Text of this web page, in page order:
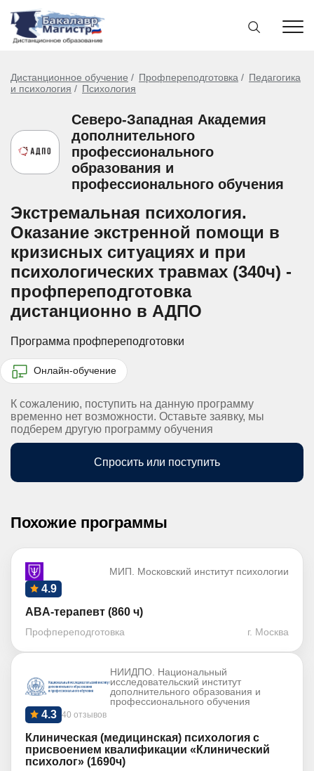
Дистанционное обучение Профпереподготовка
Педагогика
и психология
Психология
Северо-Западная Академия
дополнительного
профессионального
образования и
профессионального обучения
Экстремальная психология.
Оказание экстренной помощи в
кризисных ситуациях и при
психологических травмах (340ч) -
профпереподготовка
дистанционно в АДПО
Программа профпереподготовки
Онлайн-обучение
К сожалению, поступить на данную программу
временно нет возможности. Оставьте заявку, мы
подберем другую программу обучения
Спросить или поступить
Похожие программы
МИП. Московский институт психологии
4.9
ABA-терапевт (860 ч)
Профпереподготовка г. Москва
НИИДПО. Национальный
исследовательский институт
дополнительного образования и
профессионального обучения
40 отзывов
4.3
Клиническая (медицинская) психология с
присвоением квалификации «Клинический
психолог» (1690ч)